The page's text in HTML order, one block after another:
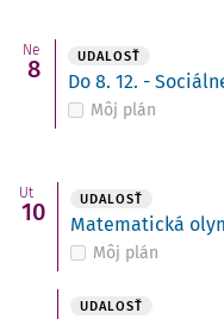
Ne
8 UDALOSŤ
Do 8. 12. -
Môj plán
Ut
10 UDALOSŤ
Matematická
Môj plán
UDALOSŤ